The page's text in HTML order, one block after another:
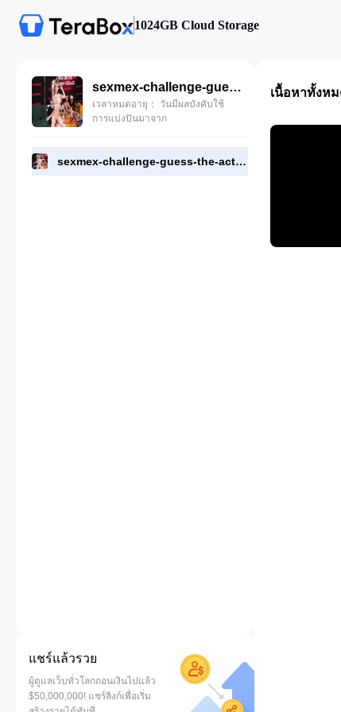
1024GB Cloud Storage
sexmex-challenge-guess-the-actress.mp4
เวลาหมดอายุ： วันมีผลบังคับใช้
การแบ่งปันมาจาก
sexmex-challenge-guess-the-actress.mp4
แชร์แล้วรวย
ผู้ดูแลเว็บทั่วโลกถอนเงินไปแล้ว
$50,000,000! แชร์ลิงก์เพื่อเริ่ม
เนื้อหาทั้งห